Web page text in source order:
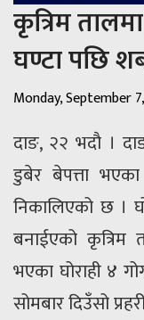
कृत्रिम
घण्टा पछि
Monday, September
दाङ, २२ भदाै ।
डुबेर बेपत्ता
निकालिएको छ ।
बनाईएको कृत्रिम
भएका घोराही ४
सोमबार दिउँसो